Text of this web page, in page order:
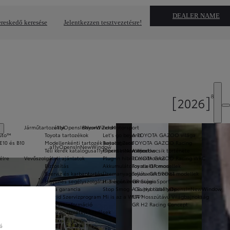
keresése Jelentkezzen tesztvezetésre!
DEALER NAME
a11yOpensInNewWindow
Járműtartozékok
Toyota tartozékok
Modellenkénti tartozék katalógusok
Téli kerék katalógusa11yOpensInNewWindow
Vevőszolgálati ajánlatok
Biztosítás
Szerviz és karbantartás
Ingyenes segélyszolgálat 3 év után is
Extra garancia
Hybrid Szervizprogram
Műszaki információ
Gyakran ismételt kérdések
Beyond Zero
Let's go beyond
Beyond Zero
Hibrid elektromos
Plug-in hibrid elektromos
Akkumulátoros elektromos
Üzemanyagcellás elektromos
Hidrogén technológia
Stop Smog - Go Hybrida11yOpensInNewWindow
Mi is az a WLTP?
és B10
a11yOpensInNewWindow
Motorsport
A TOYOTA GAZOO világa
TOYOTA GAZOO Racing
A sportkocsik története
TOYOTA GAZOO Racing WRC
Toyota GR modellek
Toyota GR SPORT modellek
GR Super Sport
A Supra története
FIA Hosszútávú Világbajnokság
GR H2 Racing Concept